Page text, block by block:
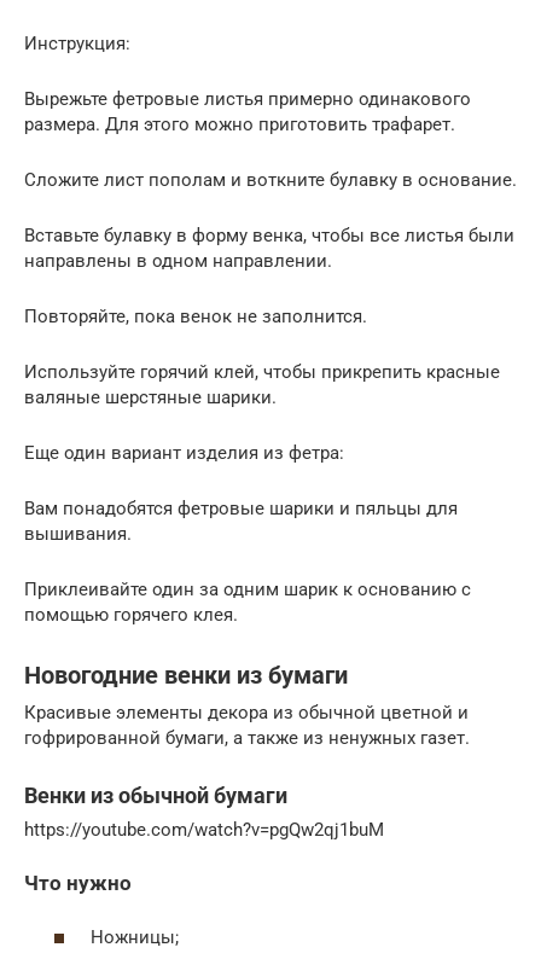
Инструкция:
Вырежьте фетровые листья примерно одинакового
размера. Для этого можно приготовить трафарет.
Сложите лист пополам и воткните булавку в основание.
Вставьте булавку в форму венка, чтобы все листья были
направлены в одном направлении.
Повторяйте, пока венок не заполнится.
Используйте горячий клей, чтобы прикрепить красные
валяные шерстяные шарики.
Еще один вариант изделия из фетра:
Вам понадобятся фетровые шарики и пяльцы для
вышивания.
Приклеивайте один за одним шарик к основанию с
помощью горячего клея.
Новогодние венки из бумаги
Красивые элементы декора из обычной цветной и
гофрированной бумаги, а также из ненужных газет.
Венки из обычной бумаги
https://youtube.com/watch?v=pgQw2qj1buM
Что нужно
Ножницы;